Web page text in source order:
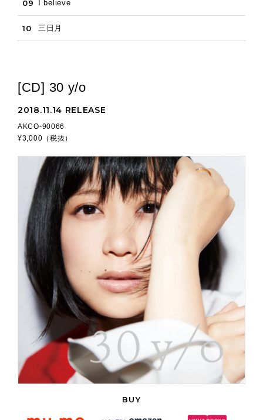
09 I believe
10 三日月
[CD] 30 y/o
2018.11.14 RELEASE
AKCO-90066
¥3,000（税抜）
BUY